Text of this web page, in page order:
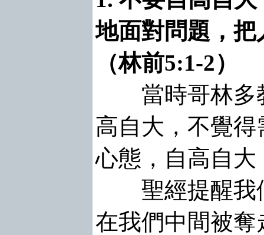
地面對問題，
（林前5:1-2）
當時哥林多
高自大，不覺
心態，自高自
聖經提醒我
在我們中間被